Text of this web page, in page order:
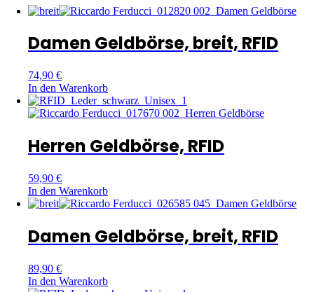
Damen Geldbörse, breit, RFID
74,90 €
In den Warenkorb
Herren Geldbörse, RFID
59,90 €
In den Warenkorb
Damen Geldbörse, breit, RFID
89,90 €
In den Warenkorb